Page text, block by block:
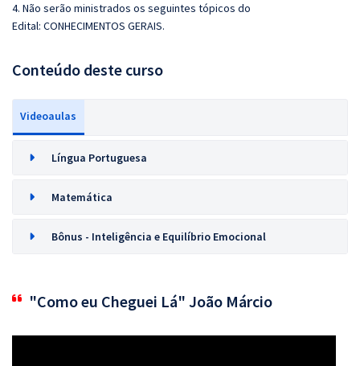
4. Não serão ministrados os seguintes tópicos do
Edital: CONHECIMENTOS GERAIS.
Conteúdo deste curso
Videoaulas
Língua Portuguesa
Matemática
Bônus - Inteligência e Equilíbrio Emocional
"Como eu Cheguei Lá" João Márcio